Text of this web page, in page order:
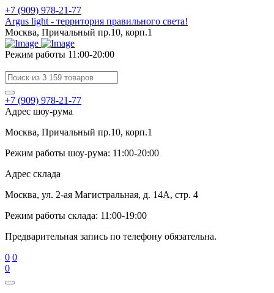
+7 (909) 978-21-77
Argus light - территория правильного света!
Москва, Причальный пр.10, корп.1
Режим работы 11:00-20:00
+7 (909) 978-21-77
Адрес шоу-рума
Москва, Причальный пр.10, корп.1
Режим работы шоу-рума: 11:00-20:00
Адрес склада
Москва, ул. 2-ая Магистральная, д. 14А, стр. 4
Режим работы склада: 11:00-19:00
Предварительная запись по телефону обязательна.
0 0
0